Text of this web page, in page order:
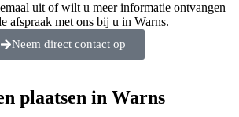
uit of wilt u meer informatie ontvangen
afspraak met ons bij u in Warns.
Neem direct contact op
plaatsen in Warns